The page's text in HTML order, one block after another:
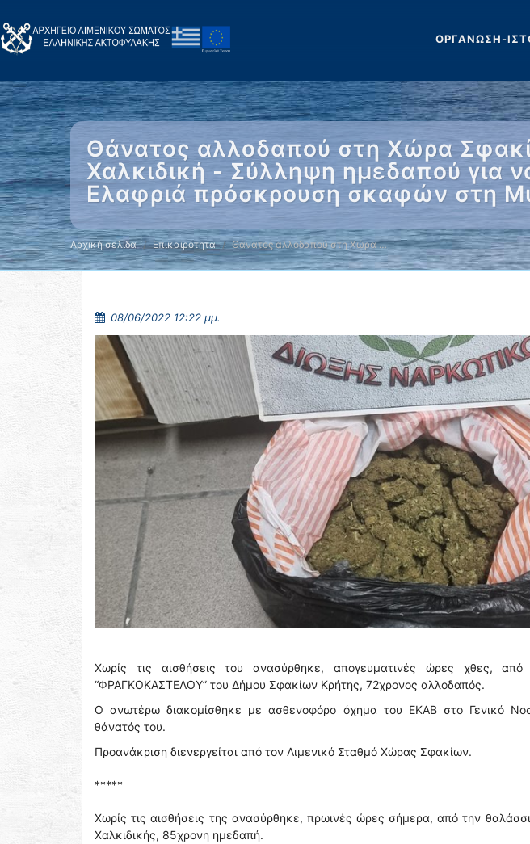
ΟΡΓΑΝΩΣΗ-
Θάνατος αλλοδαπού στη Χώρα
Χαλκιδική - Σύλληψη ημεδαπού για
Ελαφριά πρόσκρουση σκαφών στη
Αρχική σελίδα Επικαιρότητα Θάνατος αλλοδαπού στη Χώρα …
08/06/2022 12:22 μμ.
Χωρίς τις αισθήσεις του ανασύρθηκε, απογευματινές ώρες χθες,
“ΦΡΑΓΚΟΚΑΣΤΕΛΟΥ” του Δήμου Σφακίων Κρήτης, 72χρονος αλλοδαπός.
Ο ανωτέρω διακομίσθηκε με ασθενοφόρο όχημα του ΕΚΑΒ στο Γενικό
θάνατός του.
Προανάκριση διενεργείται από τον Λιμενικό Σταθμό Χώρας Σφακίων.
*****
Χωρίς τις αισθήσεις της ανασύρθηκε, πρωινές ώρες σήμερα, από την
Χαλκιδικής, 85χρονη ημεδαπή.